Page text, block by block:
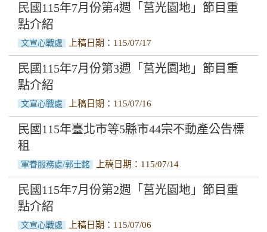
民國115年7月份第4週「莒光園地」節目重
點介紹
文宣心戰處 上稿日期：115/07/17
民國115年7月份第3週「莒光園地」節目重
點介紹
文宣心戰處 上稿日期：115/07/16
民國115年臺北市等5縣市44宗不動產公告標
租
軍眷服務處/郭士銘 上稿日期：115/07/14
民國115年7月份第2週「莒光園地」節目重
點介紹
文宣心戰處 上稿日期：115/07/06